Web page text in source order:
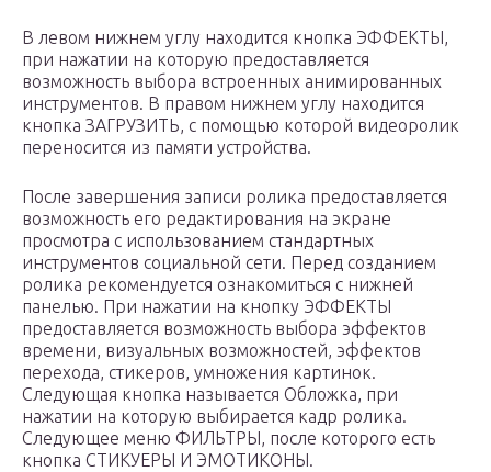
В левом нижнем углу находится кнопка ЭФФЕКТЫ,
при нажатии на которую предоставляется
возможность выбора встроенных анимированных
инструментов. В правом нижнем углу находится
кнопка ЗАГРУЗИТЬ, с помощью которой видеоролик
переносится из памяти устройства.
После завершения записи ролика предоставляется
возможность его редактирования на экране
просмотра с использованием стандартных
инструментов социальной сети. Перед созданием
ролика рекомендуется ознакомиться с нижней
панелью. При нажатии на кнопку ЭФФЕКТЫ
предоставляется возможность выбора эффектов
времени, визуальных возможностей, эффектов
перехода, стикеров, умножения картинок.
Следующая кнопка называется Обложка, при
нажатии на которую выбирается кадр ролика.
Следующее меню ФИЛЬТРЫ, после которого есть
кнопка СТИКУЕРЫ И ЭМОТИКОНЫ.